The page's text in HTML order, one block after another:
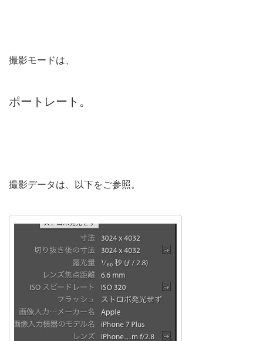
撮影モードは、
ポートレート。
撮影データは、以下をご参照。